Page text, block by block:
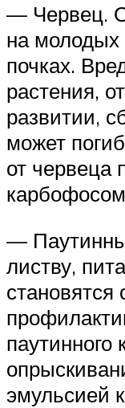
— Червец.
на молодых
почках.
растения,
развитии,
может
от червеца
—
листву,
паутинного
эмульсией